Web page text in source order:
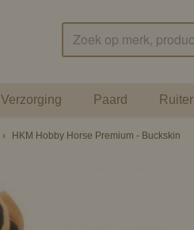
Verzorging Paard Ruiter
› HKM Hobby Horse Premium - Buckskin